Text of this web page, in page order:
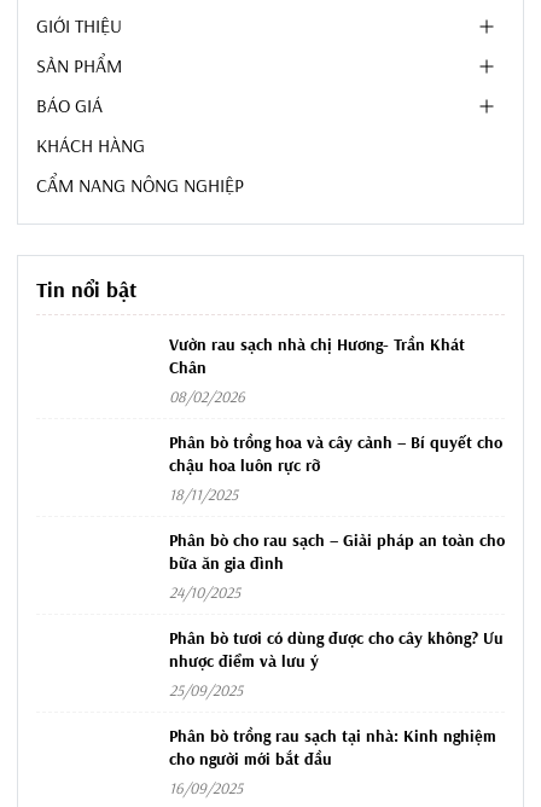
GIỚI THIỆU
SẢN PHẨM
BÁO GIÁ
KHÁCH HÀNG
CẨM NANG NÔNG NGHIỆP
Tin nổi bật
Vườn rau sạch nhà chị Hương- Trần Khát
Chân
08/02/2026
Phân bò trồng hoa và cây cảnh – Bí quyết cho
chậu hoa luôn rực rỡ
18/11/2025
Phân bò cho rau sạch – Giải pháp an toàn cho
bữa ăn gia đình
24/10/2025
Phân bò tươi có dùng được cho cây không? Ưu
nhược điểm và lưu ý
25/09/2025
Phân bò trồng rau sạch tại nhà: Kinh nghiệm
cho người mới bắt đầu
16/09/2025